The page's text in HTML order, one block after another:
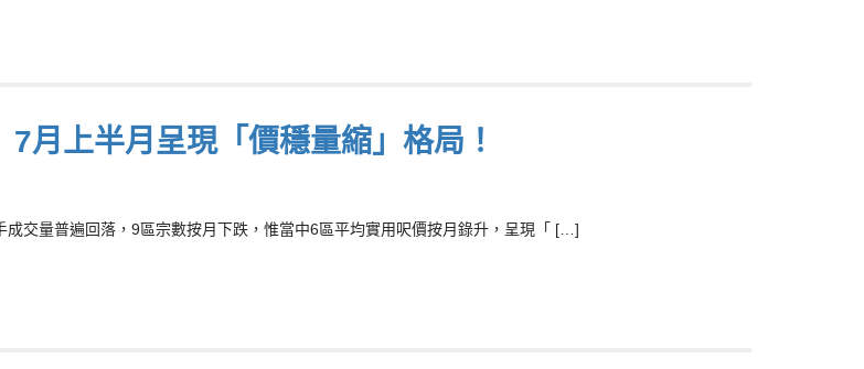
7月上半月呈現「價穩量縮」格局！
成交量普遍回落，9區宗數按月下跌，惟當中6區平均實用呎價按月錄升，呈現「 […]